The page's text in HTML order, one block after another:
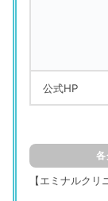
公式HP
各
【エミナルクリ